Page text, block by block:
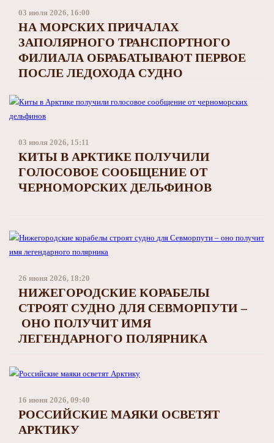
03 июля 2026, 16:00
НА МОРСКИХ ПРИЧАЛАХ
ЗАПОЛЯРНОГО ТРАНСПОРТНОГО
ФИЛИАЛА ОБРАБАТЫВАЮТ ПЕРВОЕ
ПОСЛЕ ЛЕДОХОДА СУДНО
03 июля 2026, 15:11
КИТЫ В АРКТИКЕ ПОЛУЧИЛИ
ГОЛОСОВОЕ СООБЩЕНИЕ ОТ
ЧЕРНОМОРСКИХ ДЕЛЬФИНОВ
26 июня 2026, 18:20
НИЖЕГОРОДСКИЕ КОРАБЕЛЫ
СТРОЯТ СУДНО ДЛЯ СЕВМОРПУТИ –
ОНО ПОЛУЧИТ ИМЯ
ЛЕГЕНДАРНОГО ПОЛЯРНИКА
16 июня 2026, 09:40
РОССИЙСКИЕ МАЯКИ ОСВЕТЯТ
АРКТИКУ